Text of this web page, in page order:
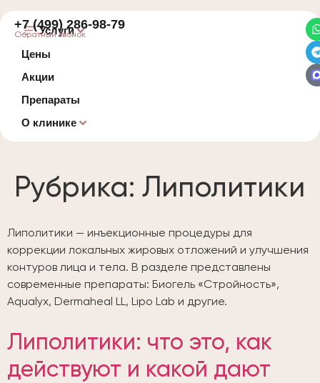
Услуги
Цены
Акции
Препараты
О клинике
+7 (499) 286-98-79
Обратный звонок
Рубрика: Липолитики
Липолитики — инъекционные процедуры для
коррекции локальных жировых отложений и улучшения
контуров лица и тела. В разделе представлены
современные препараты: Биогель «Стройность»,
Aqualyx, Dermaheal LL, Lipo Lab и другие.
Липолитики: что это, как
действуют и какой дают